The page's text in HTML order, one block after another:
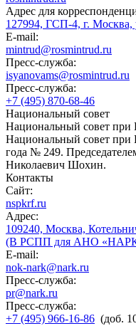
Адрес для
127994, ГСП-4, г. Москва,
E-mail:
mintrud@rosmintrud.ru
Пресс-служба:
isyanovams@rosmintrud.ru
Пресс-служба:
+7 (495) 870-68-46
Национальный совет
Национальный совет
Национальный совет при
года № 249.
Николаевич Шохин.
Контакты
Сайт:
nspkrf.ru
Адрес:
109240, Москва,
(В РСПП для АНО
E-mail:
nok-nark@nark.ru
Пресс-служба:
pr@nark.ru
Пресс-служба:
+7 (495) 966-16-86 (доб.